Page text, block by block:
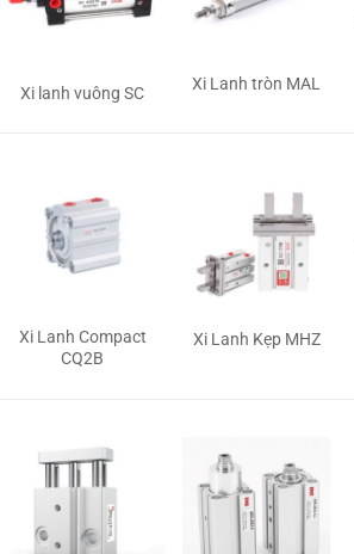
Xi lanh vuông SC Xi Lanh tròn MAL
Xi Lanh Compact
CQ2B
Xi Lanh Kẹp MHZ